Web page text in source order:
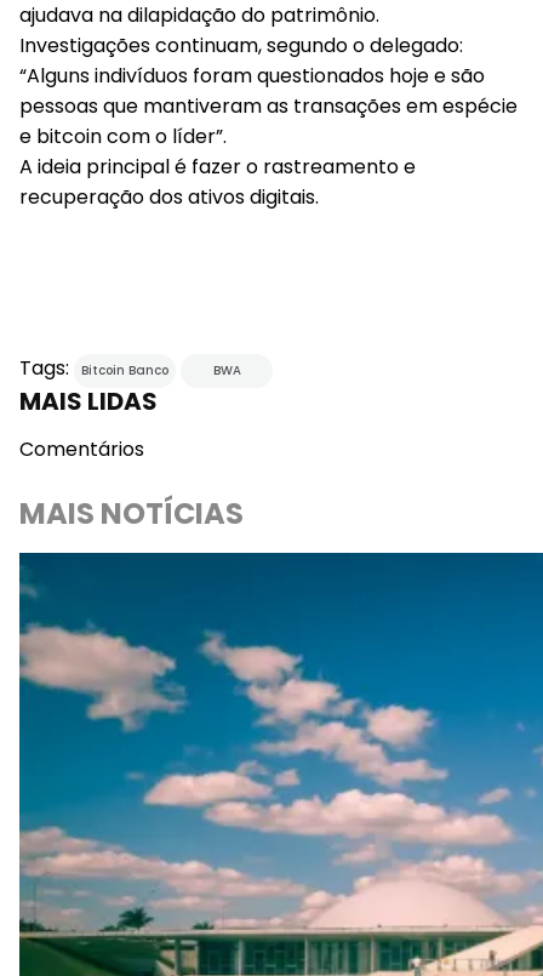
ajudava na dilapidação do patrimônio.
Investigações continuam, segundo o delegado:
“Alguns indivíduos foram questionados hoje e são
pessoas que mantiveram as transações em espécie
e bitcoin com o líder”.
A ideia principal é fazer o rastreamento e
recuperação dos ativos digitais.
Tags: Bitcoin Banco BWA
MAIS LIDAS
Comentários
MAIS NOTÍCIAS